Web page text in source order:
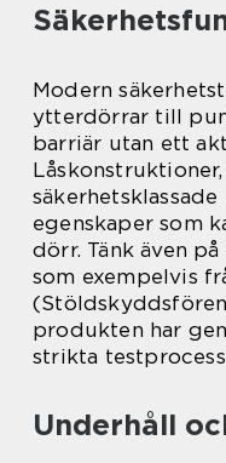
Modern
ytterdörrar till
barriär utan ett
egenskaper som
dörr. Tänk även
som exempelvis
produkten har
strikta
Underhåll